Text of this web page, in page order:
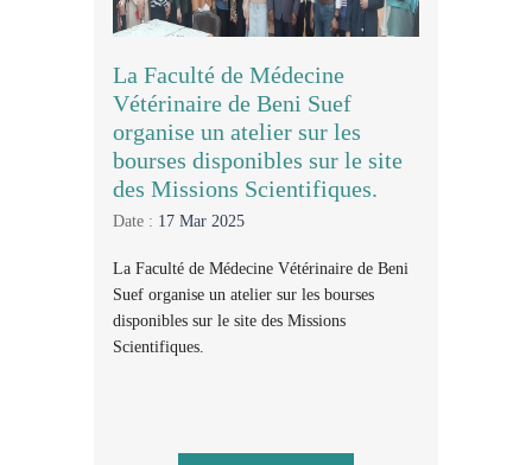
La Faculté de Médecine
Vétérinaire de Beni Suef
organise un atelier sur les
bourses disponibles sur le site
des Missions Scientifiques.
Date : 17 Mar 2025
La Faculté de Médecine Vétérinaire de Beni
Suef organise un atelier sur les bourses
disponibles sur le site des Missions
Scientifiques.